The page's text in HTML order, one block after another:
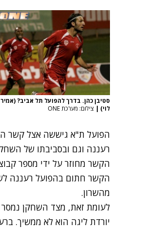
סטיבן כהן. בדרך להפועל תל אביב? (אמיר
לוי) | צילום: מערכת ONE
רעננה וגם ובסביבתו של
הקשר מחוזר על ידי מספר
הקשר חתום בהפועל רעננה
מהשרון.
לעומת זאת, מצד השחקן נמסר
יורדת ליגה הוא לא ממשיך.